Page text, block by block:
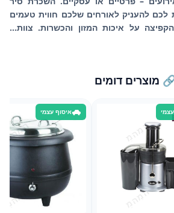
להעניק לאורחים שלכם חווית טעמים
על איכות המזון והכשרות. צוות...
מוצרים דומים
איסוף עצמי